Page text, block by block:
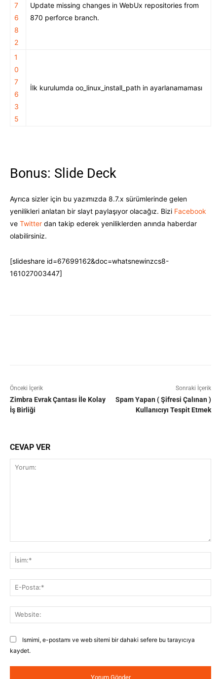
7
6
8
2
Update missing changes in WebUx repositories from
870 perforce branch.
1
0
7
6
3
5
İlk kurulumda oo_linux_install_path in ayarlanamaması
Bonus: Slide Deck
Ayrıca sizler için bu yazımızda 8.7.x sürümlerinde gelen
yenilikleri anlatan bir slayt paylaşıyor olacağız. Bizi Facebook
ve Twitter dan takip ederek yeniliklerden anında haberdar
olabilirsiniz.
[slideshare id=67699162&doc=whatsnewinzcs8-
161027003447]
Önceki İçerik
Zimbra Evrak Çantası İle Kolay
İş Birliği
Sonraki İçerik
Spam Yapan ( Şifresi Çalınan )
Kullanıcıyı Tespit Etmek
CEVAP VER
Ismimi, e-postamı ve web sitemi bir dahaki sefere bu tarayıcıya
kaydet.